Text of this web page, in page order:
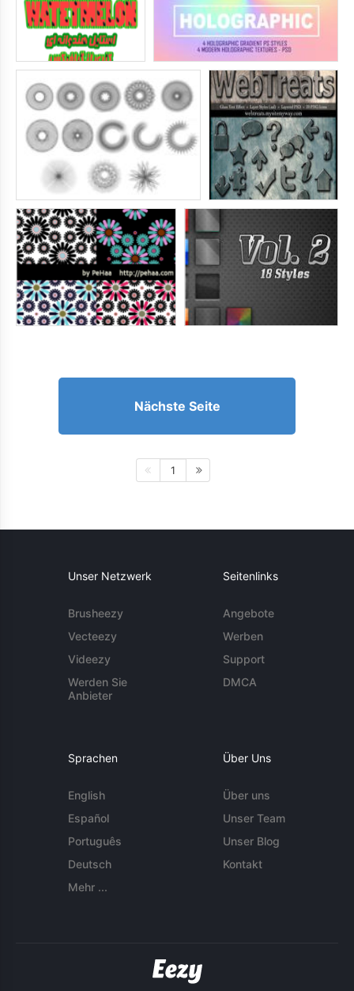
Nächste Seite
1
Unser Netzwerk
Brusheezy
Vecteezy
Videezy
Werden Sie
Anbieter
Seitenlinks
Angebote
Werben
Support
DMCA
Sprachen
English
Español
Português
Deutsch
Mehr ...
Über Uns
Über uns
Unser Team
Unser Blog
Kontakt